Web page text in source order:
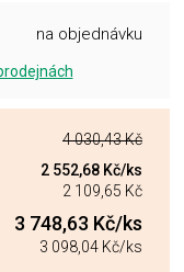
na objednávku
4 030,43 Kč
2 552,68 Kč/ks
2 109,65 Kč
3 748,63 Kč/ks
3 098,04 Kč/ks